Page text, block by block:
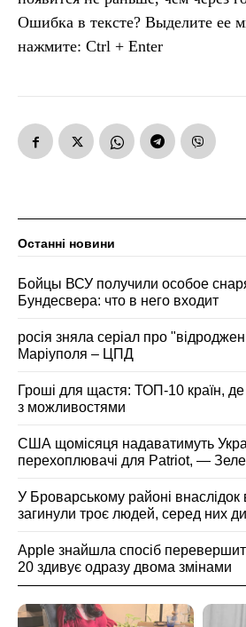
Ошибка в тексте? Выделите ее
нажмите: Ctrl + Enter
Останні новини
Бойцы ВСУ получили особое
Бундесвера: что в него входит
росія зняла серіал про
Маріуполя – ЦПД
Гроші для щастя: ТОП-10 країн,
з можливостями
США щомісяця надаватимуть
перехоплювачі для Patriot, —
У Броварському районі внаслідок
загинули троє людей, серед них
Apple знайшла спосіб
20 здивує одразу двома змінами